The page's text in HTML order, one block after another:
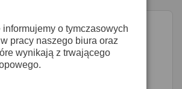
PRO - pasywna kolumna
informujemy o tymczasowych
pracy naszego biura oraz
wynikają z trwającego